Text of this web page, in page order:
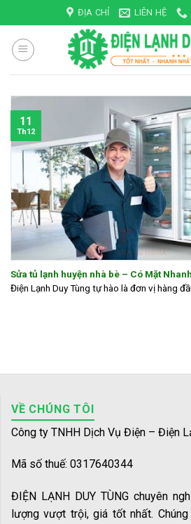
to
content
ĐỊA CHỈ LIÊN HỆ
Sửa tủ lạnh huyện nhà bè – Có Mặt
Điện Lạnh Duy Tùng tự hào là đơn vị hàng
11
Th12
VỀ CHÚNG TÔI
Công ty TNHH Dịch Vụ Điện – Điện
Mã số thuế: 0317640344
ĐIỆN LẠNH DUY TÙNG chuyên
lượng vượt trội, giá tốt nhất.